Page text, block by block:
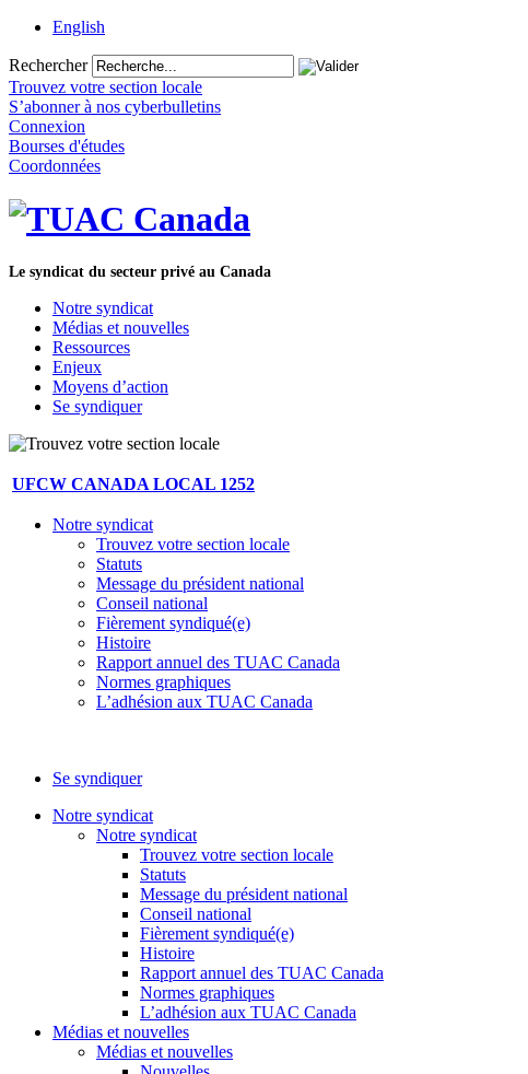
English
Rechercher
Trouvez votre section locale
S’abonner à nos cyberbulletins
Connexion
Bourses d'études
Coordonnées
Le syndicat du secteur privé au Canada
Notre syndicat
Médias et nouvelles
Ressources
Enjeux
Moyens d’action
Se syndiquer
UFCW CANADA LOCAL 1252
Notre syndicat
Trouvez votre section locale
Statuts
Message du président national
Conseil national
Fièrement syndiqué(e)
Histoire
Rapport annuel des TUAC Canada
Normes graphiques
L’adhésion aux TUAC Canada
Se syndiquer
Notre syndicat
Notre syndicat
Trouvez votre section locale
Statuts
Message du président national
Conseil national
Fièrement syndiqué(e)
Histoire
Rapport annuel des TUAC Canada
Normes graphiques
L’adhésion aux TUAC Canada
Médias et nouvelles
Médias et nouvelles